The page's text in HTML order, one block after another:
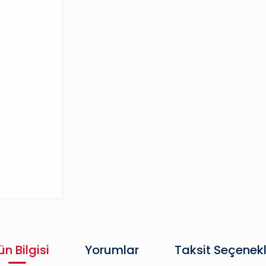
Bilgisi Yorumlar Taksit